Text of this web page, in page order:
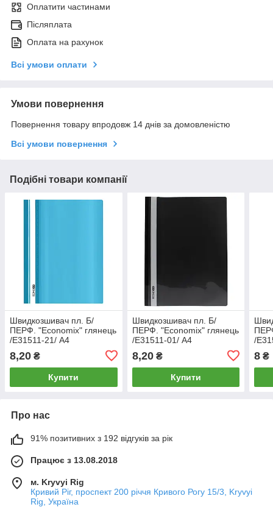
Оплатити частинами
Післяплата
Оплата на рахунок
Всі умови оплати
Умови повернення
Повернення товару впродовж 14 днів за домовленістю
Всі умови повернення
Подібні товари компанії
Швидкозшивач пл. Б/
ПЕРФ. "Еconomix" глянець
/Е31511-21/ А4
(10)
8,20 ₴
Купити
Швидкозшивач пл. Б/
ПЕРФ. "Еconomix" глянець
/Е31511-01/ А4
чорний,120/160 мкм (10)
8,20₴
Купити
/
8 ₴
Про нас
91% позитивних з 192 відгуків за рік
Працює з 13.08.2018
м. Kryvyi Rig
Кривий Ріг, проспект 200 річчя Кривого Рогу 15/3, Kryvyi
Rig, Україна